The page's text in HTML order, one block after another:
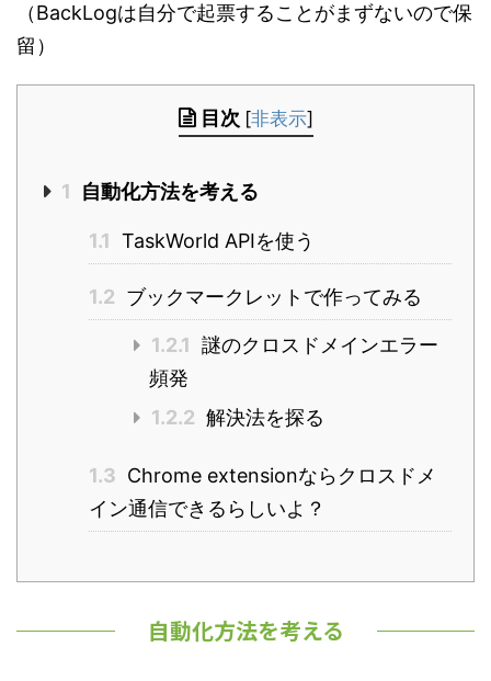
（BackLogは自分で起票することがまずないので保
留）
目次 [非表示]
1 自動化方法を考える
1.1 TaskWorld APIを使う
1.2 ブックマークレットで作ってみる
1.2.1 謎のクロスドメインエラー
頻発
1.2.2 解決法を探る
1.3 Chrome extensionならクロスドメ
イン通信できるらしいよ？
自動化方法を考える